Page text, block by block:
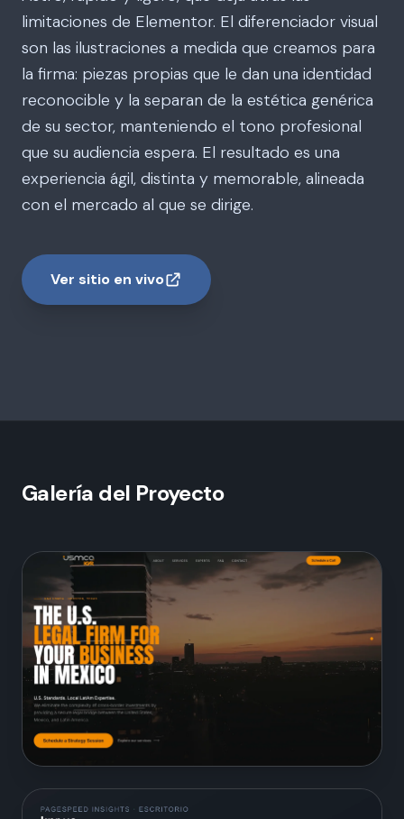
limitaciones de Elementor. El diferenciador visual
son las ilustraciones a medida que creamos para
la firma: piezas propias que le dan una identidad
reconocible y la separan de la estética genérica
de su sector, manteniendo el tono profesional
que su audiencia espera. El resultado es una
experiencia ágil, distinta y memorable, alineada
con el mercado al que se dirige.
Ver sitio en vivo
Galería del Proyecto